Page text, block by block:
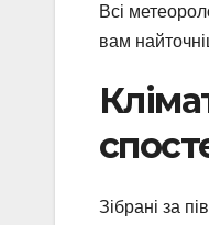
Всі
вам
Зібрані за